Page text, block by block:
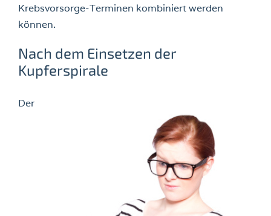
Krebsvorsorge-Terminen kombiniert werden
können.
Nach dem Einsetzen der
Kupferspirale
Der